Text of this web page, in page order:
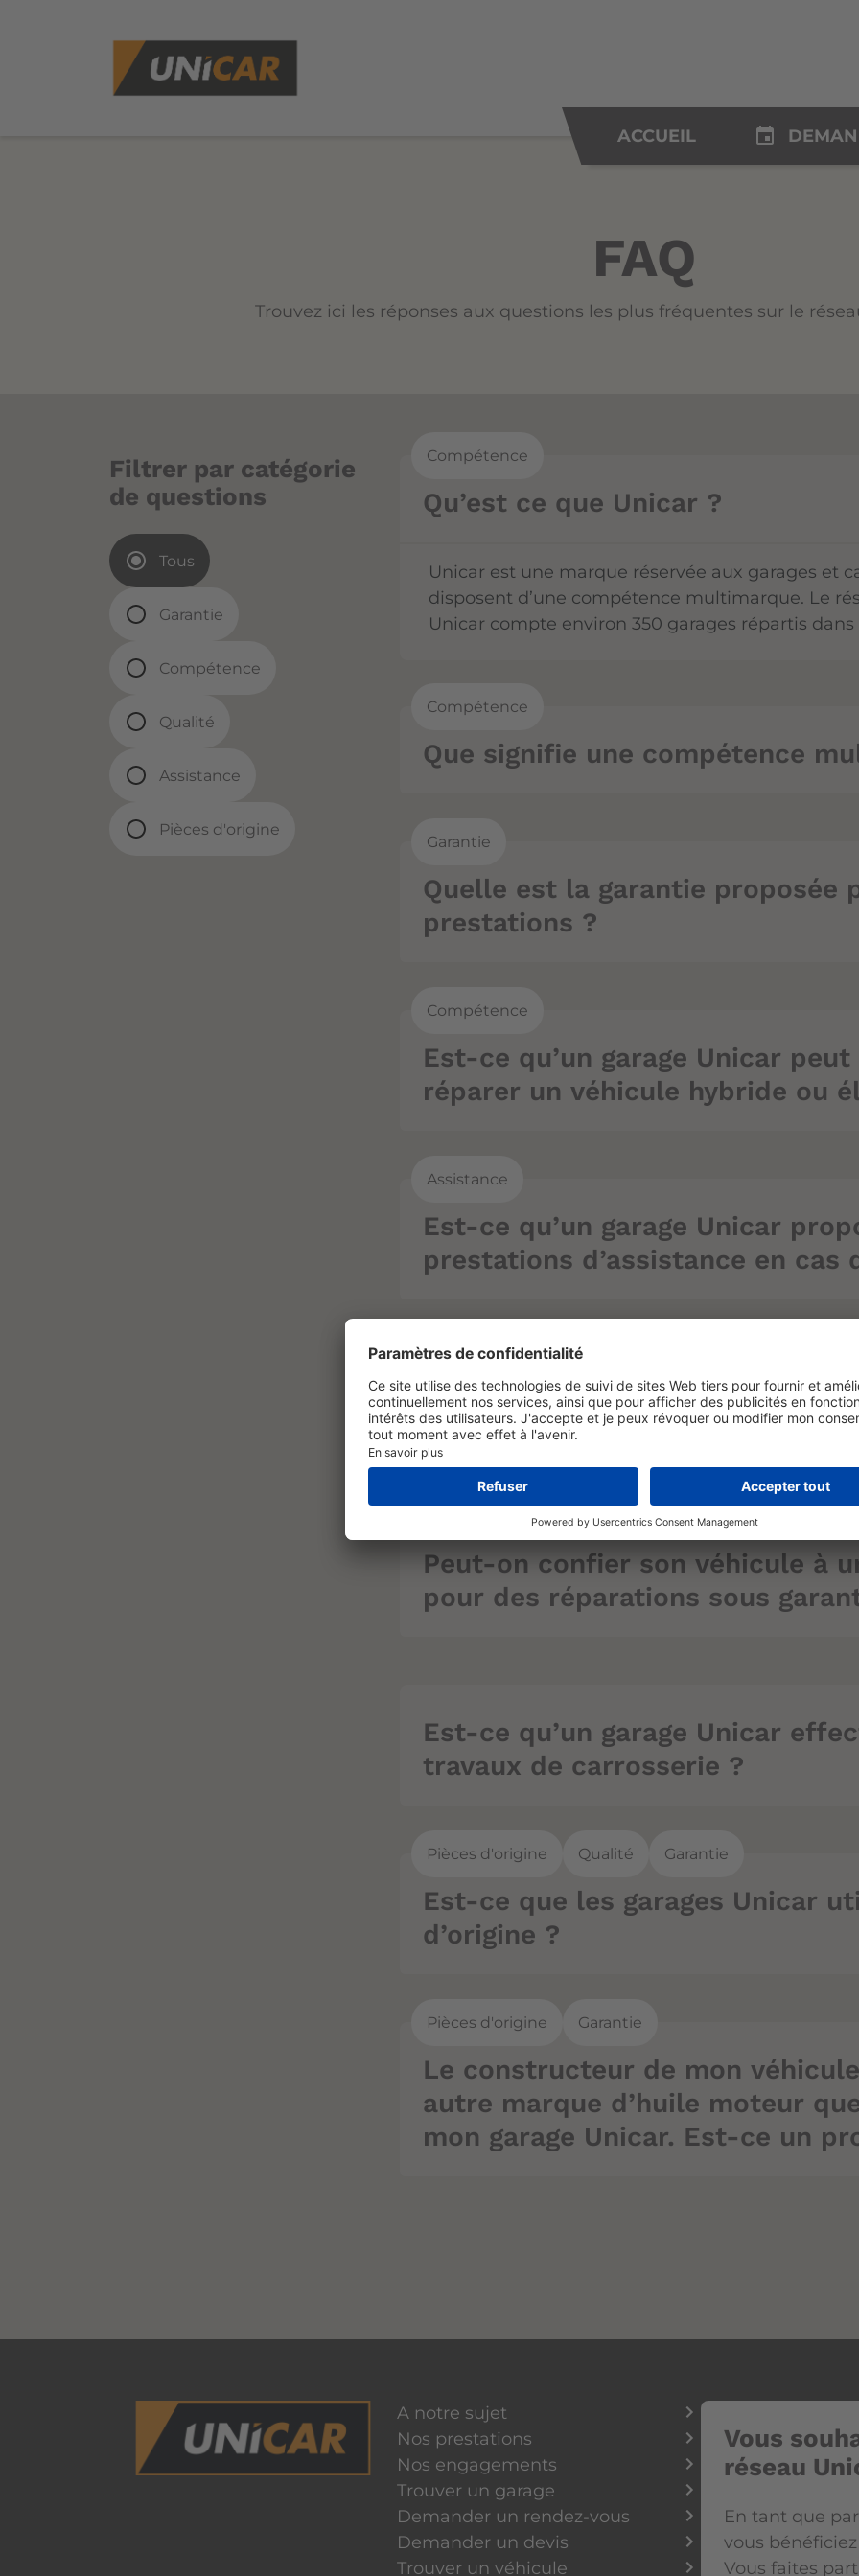
ACCUEIL insert_invitation
FAQ
Trouvez ici les réponses aux questions les plus fréquentes sur le
Filtrer par catégorie
de questions
Tous
Garantie
Compétence
Qualité
Assistance
Pièces d'origine
Compétence
Qu’est ce que Unicar ?
Unicar est une marque réservée aux garages et
disposent d’une compétence multimarque. Le
Unicar compte environ 350 garages répartis dans
Compétence
Que signifie une compétence
Garantie
Quelle est la garantie proposée
prestations ?
Compétence
Est-ce qu’un garage Unicar
réparer un véhicule hybride ou
Assistance
Est-ce qu’un garage Unicar
prestations d’assistance en cas
Compétence Garantie
Quels sont les avantages offerts
Unicar ?
Peut-on confier son véhicule à
pour des réparations sous
Est-ce qu’un garage Unicar
travaux de carrosserie ?
Pièces d'origine Qualité Garantie
Est-ce que les garages Unicar
d’origine ?
Pièces d'origine Garantie
Le constructeur de mon
autre marque d’huile moteur
mon garage Unicar. Est-ce un
A notre sujet
Nos prestations
Nos engagements
Trouver un garage
Demander un rendez-vous
Demander un devis
Trouver un véhicule
Vous
réseau
En tant que
vous
Vous faites